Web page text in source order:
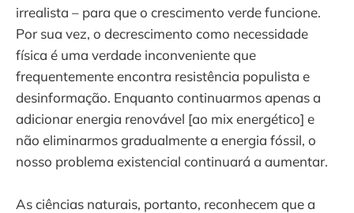
irrealista – para que o crescimento verde funcione.
Por sua vez, o decrescimento como necessidade
física é uma verdade inconveniente que
frequentemente encontra resistência populista e
desinformação. Enquanto continuarmos apenas a
adicionar energia renovável [ao mix energético] e
não eliminarmos gradualmente a energia fóssil, o
nosso problema existencial continuará a aumentar.
As ciências naturais, portanto, reconhecem que a